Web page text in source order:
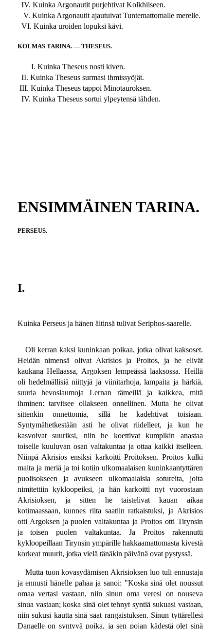
IV. Kuinka Argonautit purjehtivat Kolkhiiseen.
V. Kuinka Argonautit ajautuivat Tuntemattomalle merelle.
VI. Kuinka uroiden lopuksi kävi.
KOLMAS TARINA. — THESEUS.
I. Kuinka Theseus nosti kiven.
II. Kuinka Theseus surmasi ihmissyöjät.
III. Kuinka Theseus tappoi Minotauroksen.
IV. Kuinka Theseus sortui ylpeytensä tähden.
ENSIMMÄINEN TARINA.
PERSEUS.
I.
Kuinka Perseus ja hänen äitinsä tulivat Seriphos-saarelle.
Oli kerran kaksi kuninkaan poikaa, jotka olivat kaksoset.
Heidän nimensä olivat Akrisios ja Proitos, ja he elivät
kaukana Hellaassa, Argoksen lempeässä laaksossa. Heillä
oli hedelmällisiä niittyjä ja viinitarhoja, lampaita ja härkiä,
suuria hevoslaumoja Lernan rämeillä ja kaikkea, mitä
ihminen: tarvitsee ollakseen onnellinen. Mutta he olivat
sittenkin onnettomia, sillä he kadehtivat toisiaan.
Syntymähetkestään asti he olivat riidelleet, ja kun he
kasvoivat suuriksi, niin he koettivat kumpikin anastaa
toiselle kuuluvan osan valtakuntaa ja ottaa kaikki itselleen.
Niinpä Akrisios ensiksi karkoitti Proitoksen. Proitos kulki
maita ja meriä ja toi kotiin ulkomaalaisen kuninkaantyttären
puolisokseen ja avukseen ulkomaalaisia sotureita, joita
nimitettiin kykloopeiksi, ja hän karkoitti nyt vuorostaan
Akrisioksen, ja sitten he taistelivat kauan aikaa
kotimaassaan, kunnes riita saatiin ratkaistuksi, ja Akrisios
otti Argoksen ja puolen valtakuntaa ja Proitos otti Tirynsin
ja toisen puolen valtakuntaa. Ja Proitos rakennutti
kykloopeillaan Tirynsin ympärille hakkaamattomasta kivestä
korkeat muurit, jotka vielä tänäkin päivänä ovat pystyssä.
Mutta tuon kovasydämisen Akrisioksen luo tuli ennustaja
ja ennusti hänelle pahaa ja sanoi: "Koska sinä olet noussut
omaa vertasi vastaan, niin sinun oma veresi on nouseva
sinua vastaan; koska sinä olet tehnyt syntiä sukuasi vastaan,
niin sukusi kautta sinä saat rangaistuksen. Sinun tyttärellesi
Danaelle on syntyvä poika, ja sen pojan kädestä olet sinä